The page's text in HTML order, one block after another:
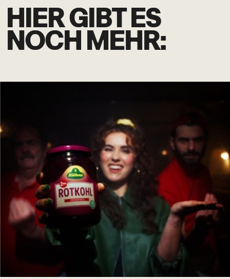
HIER GIBT ES
NOCH MEHR: